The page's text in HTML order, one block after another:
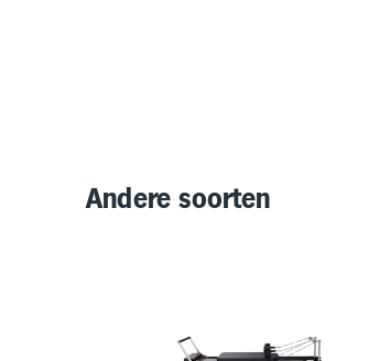
Andere soorten